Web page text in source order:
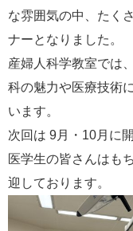
な雰囲気の中、たく
ナーとなりました。
産婦人科学教室では
科の魅力や医療技術
います。
次回は 9月・10月に
医学生の皆さんはも
迎しております。